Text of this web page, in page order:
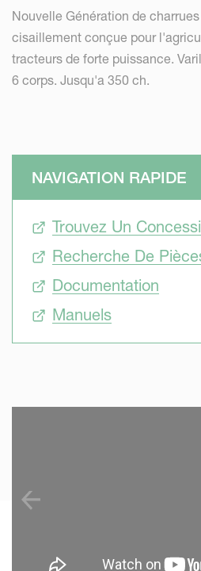
Nouvelle Génération de
cisaillement conçue pour
tracteurs de forte puissance.
6 corps. Jusqu'a 350 ch.
NAVIGATION RAPIDE
Trouvez Un
Recherche De
Documentation
Manuels